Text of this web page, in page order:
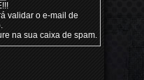
validar o e-mail de
na sua caixa de spam.